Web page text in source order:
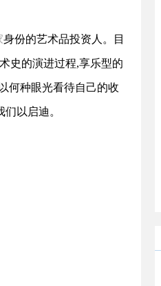
身份的艺术品投资人。目
史的演进过程,享乐型的
何种眼光看待自己的收
以启迪。